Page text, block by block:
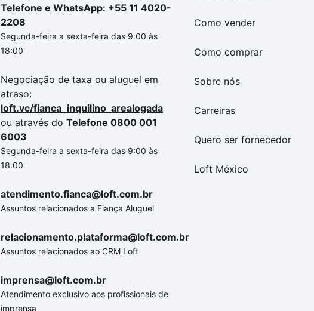
Telefone e WhatsApp: +55 11 4020-
2208
Segunda-feira a sexta-feira das 9:00 às
18:00
Negociação de taxa ou aluguel em
atraso:
loft.vc/fianca_inquilino_arealogada
ou através do Telefone 0800 001
6003
Segunda-feira a sexta-feira das 9:00 às
18:00
atendimento.fianca@loft.com.br
Assuntos relacionados a Fiança Aluguel
relacionamento.plataforma@loft.com.br
Assuntos relacionados ao CRM Loft
imprensa@loft.com.br
Atendimento exclusivo aos profissionais de
imprensa
Como vender
Como comprar
Sobre nós
Carreiras
Quero ser fornecedor
Loft México